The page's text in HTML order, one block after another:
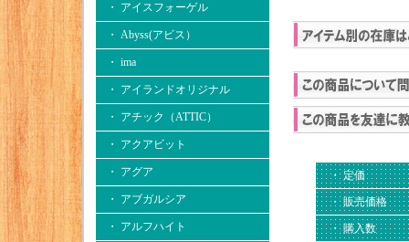
・ アイスフォーゲル
・ Abyss(アビス）
・ ima
・ アイランドオリジナル
・ アチック（ATTIC）
・ アクアビット
・ アグア
・ アブガルシア
・ アルフハイト
・ 定価
・ 販売価格
・ 購入数